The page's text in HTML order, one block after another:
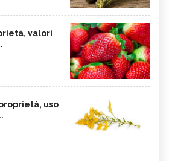
valori
uso